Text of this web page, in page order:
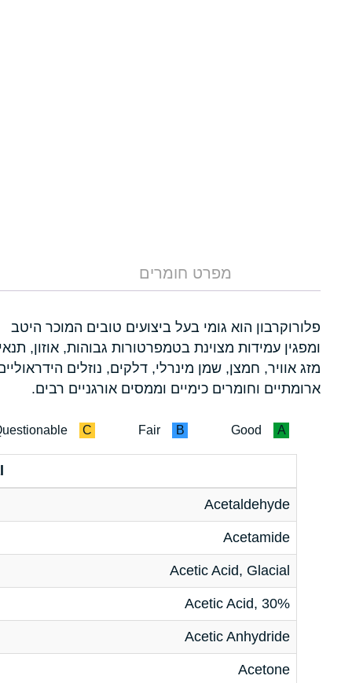
מפרט חומרים
פלורוקרבון הוא גומי בעל ביצועים טובים המוכר היטב
ומפגין עמידות מצוינת בטמפרטורות גבוהות, אוזון, תנאי
מזג אוויר, חמצן, שמן מינרלי, דלקים, נוזלים
ארומתיים וחומרים כימיים וממסים אורגניים רבים.
A
Good
B
Fair
C
Acetaldehyde
Acetamide
Acetic Acid, Glacial
Acetic Acid, 30%
Acetic Anhydride
Acetone